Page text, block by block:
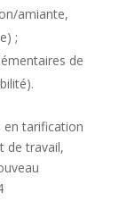
amiante,
;
de
en tarification
de travail,